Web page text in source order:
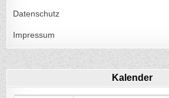
Datenschutz
Impressum
Kalender